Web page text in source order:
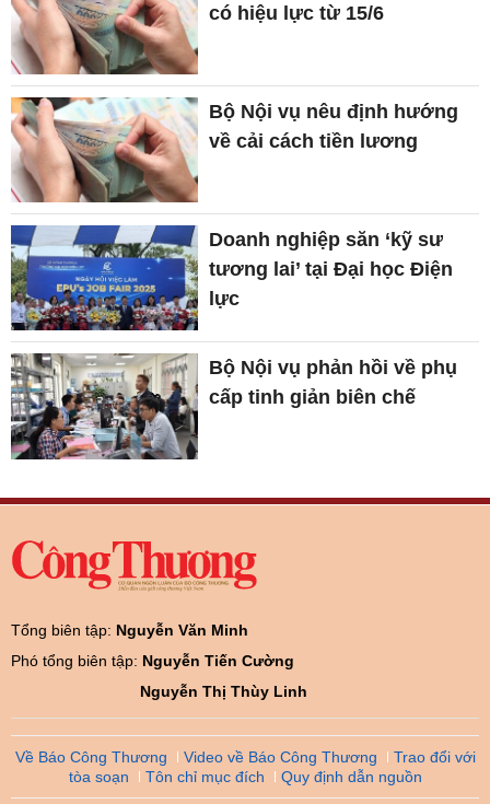
có hiệu lực từ 15/6
Bộ Nội vụ nêu định hướng
về cải cách tiền lương
Doanh nghiệp săn ‘kỹ sư
tương lai’ tại Đại học Điện
lực
Bộ Nội vụ phản hồi về phụ
cấp tinh giản biên chế
Tổng biên tập: Nguyễn Văn Minh
Phó tổng biên tập: Nguyễn Tiến Cường
Nguyễn Thị Thùy Linh
Về Báo Công Thương Video về Báo Công Thương
Trao đổi với
tòa soạn
Tôn chỉ mục đích Quy định dẫn nguồn